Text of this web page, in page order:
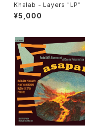
Khalab - Layers "LP"
¥5,000